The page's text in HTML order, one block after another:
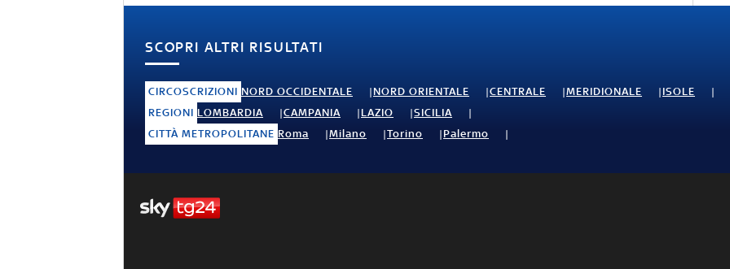
SCOPRI ALTRI RISULTATI
CIRCOSCRIZIONI NORD OCCIDENTALE NORD ORIENTALE CENTRALE MERIDIONALE
ISOLE
REGIONI LOMBARDIA CAMPANIA LAZIO
SICILIA
CITTÀ METROPOLITANE Roma Milano Torino Palermo